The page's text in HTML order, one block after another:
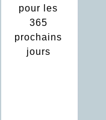
pour les
365
prochains
jours